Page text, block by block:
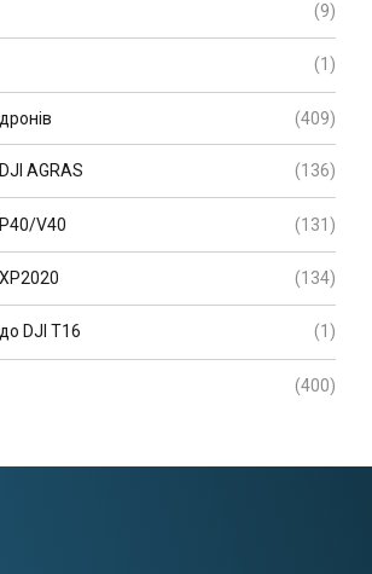
(9)
(1)
(409)
AGRAS (136)
V40 (131)
(134)
DJI T16 (1)
(400)